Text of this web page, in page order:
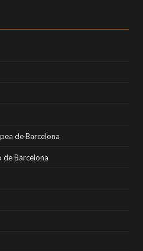
de Barcelona
de Barcelona